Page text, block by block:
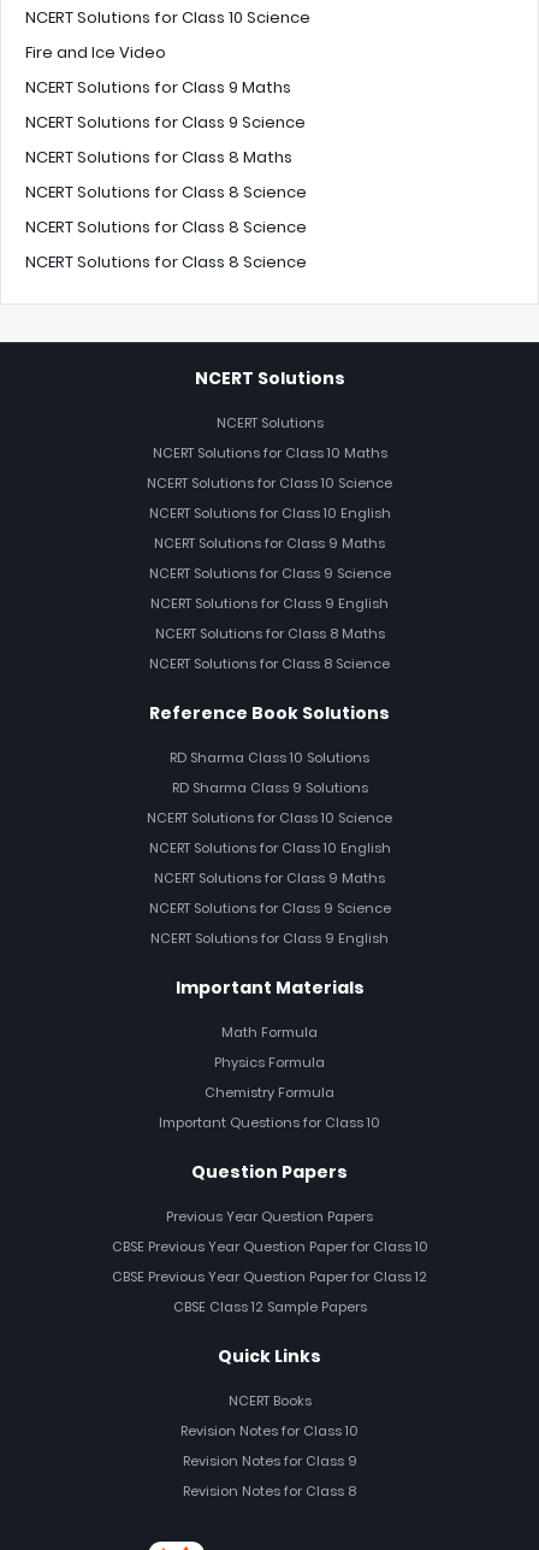
NCERT Solutions for Class 10 Science
Fire and Ice Video
NCERT Solutions for Class 9 Maths
NCERT Solutions for Class 9 Science
NCERT Solutions for Class 8 Maths
NCERT Solutions for Class 8 Science
NCERT Solutions for Class 8 Science
NCERT Solutions for Class 8 Science
NCERT Solutions
NCERT Solutions
NCERT Solutions for Class 10 Maths
NCERT Solutions for Class 10 Science
NCERT Solutions for Class 10 English
NCERT Solutions for Class 9 Maths
NCERT Solutions for Class 9 Science
NCERT Solutions for Class 9 English
NCERT Solutions for Class 8 Maths
NCERT Solutions for Class 8 Science
Reference Book Solutions
RD Sharma Class 10 Solutions
RD Sharma Class 9 Solutions
NCERT Solutions for Class 10 Science
NCERT Solutions for Class 10 English
NCERT Solutions for Class 9 Maths
NCERT Solutions for Class 9 Science
NCERT Solutions for Class 9 English
Important Materials
Math Formula
Physics Formula
Chemistry Formula
Important Questions for Class 10
Question Papers
Previous Year Question Papers
CBSE Previous Year Question Paper for Class 10
CBSE Previous Year Question Paper for Class 12
CBSE Class 12 Sample Papers
Quick Links
NCERT Books
Revision Notes for Class 10
Revision Notes for Class 9
Revision Notes for Class 8